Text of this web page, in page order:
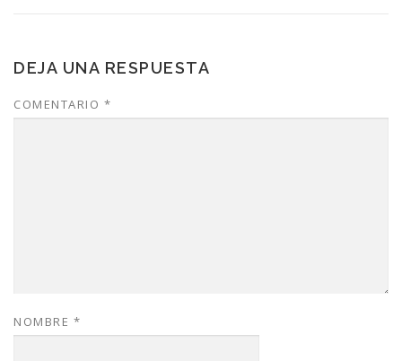
DEJA UNA RESPUESTA
COMENTARIO *
NOMBRE *